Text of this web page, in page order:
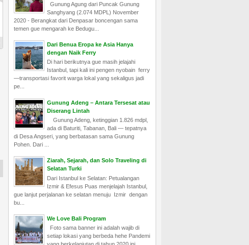
Gunung Agung dari Puncak Gunung
Sanghyang (2.074 MDPL) November
2020 - Berangkat dari Denpasar boncengan sama
temen gue mengarah ke Bedugu...
Dari Benua Eropa ke Asia Hanya
dengan Naik Ferry
Di hari berikutnya gue masih jelajahi
Istanbul, tapi kali ini pengen nyobain ferry
—transportasi favorit warga lokal yang sekaligus jadi
pe...
Gunung Adeng – Antara Tersesat atau
Diserang Lintah
Gunung Adeng, ketinggian 1.826 mdpl,
ada di Baturiti, Tabanan, Bali — tepatnya
di Desa Angseri, yang berbatasan sama Gunung
Pohen. Dari ...
Ziarah, Sejarah, dan Solo Traveling di
Selatan Turki
Dari Istanbul ke Selatan: Petualangan
Izmir & Efesus Puas menjelajah Istanbul,
gue lanjut perjalanan ke selatan menuju Izmir dengan
bu...
We Love Bali Program
Foto sama banner ini adalah wajib di
setiap lokasi yang berbeda hehe Pandemi